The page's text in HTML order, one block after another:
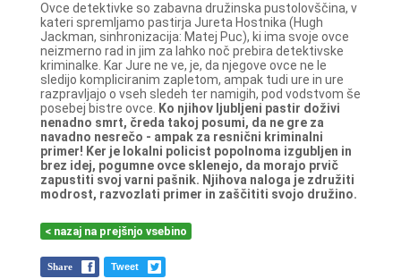
Ovce detektivke so zabavna družinska pustolovščina, v
kateri spremljamo pastirja Jureta Hostnika (Hugh
Jackman, sinhronizacija: Matej Puc), ki ima svoje ovce
neizmerno rad in jim za lahko noč prebira detektivske
kriminalke. Kar Jure ne ve, je, da njegove ovce ne le
sledijo kompliciranim zapletom, ampak tudi ure in ure
razpravljajo o vseh sledeh ter namigih, pod vodstvom še
posebej bistre ovce. Ko njihov ljubljeni pastir doživi
nenadno smrt, čreda takoj posumi, da ne gre za
navadno nesrečo - ampak za resnični kriminalni
primer! Ker je lokalni policist popolnoma izgubljen in
brez idej, pogumne ovce sklenejo, da morajo prvič
zapustiti svoj varni pašnik. Njihova naloga je združiti
modrost, razvozlati primer in zaščititi svojo družino.
< nazaj na prejšnjo vsebino
Share Tweet